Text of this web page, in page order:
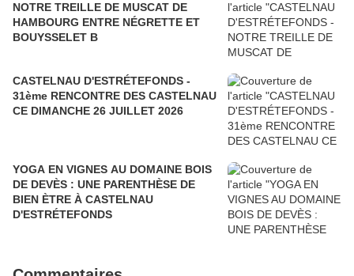
NOTRE TREILLE DE MUSCAT DE
HAMBOURG ENTRE NÉGRETTE ET
BOUYSSELET B
CASTELNAU D'ESTRÉTEFONDS -
31ème RENCONTRE DES CASTELNAU
CE DIMANCHE 26 JUILLET 2026
YOGA EN VIGNES AU DOMAINE BOIS
DE DEVÈS : UNE PARENTHÈSE DE
BIEN ÈTRE À CASTELNAU
D'ESTRÉTEFONDS